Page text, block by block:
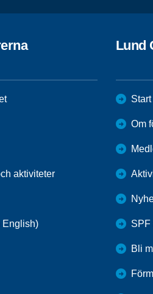
aktiviteter
English)
Lund
Start
Om
SPF
Bli